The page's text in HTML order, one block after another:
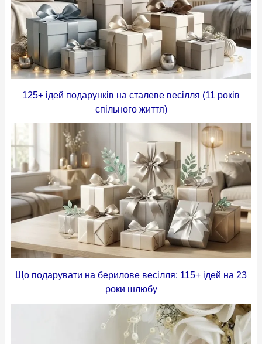
125+ ідей подарунків на сталеве весілля (11 років
спільного життя)
Що подарувати на берилове весілля: 115+ ідей на 23
роки шлюбу